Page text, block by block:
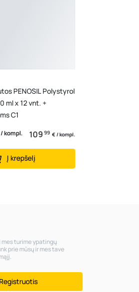
PENOSIL Polystyrol
ml x 12 vnt. +
C1
kompl. 109 99 € / kompl.
Į krepšelį
mes turime ypatingų
prie mūsų ir mes tave
Registruotis